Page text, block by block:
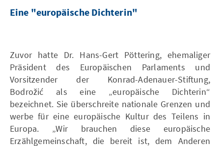
Eine "europäische Dichterin"
Zuvor hatte Dr. Hans-Gert Pöttering, ehemaliger
Präsident des Europäischen Parlaments und
Vorsitzender der Konrad-Adenauer-Stiftung,
Bodrožić als eine „europäische Dichterin“
bezeichnet. Sie überschreite nationale Grenzen und
werbe für eine europäische Kultur des Teilens in
Europa. „Wir brauchen diese europäische
Erzählgemeinschaft, die bereit ist, dem Anderen